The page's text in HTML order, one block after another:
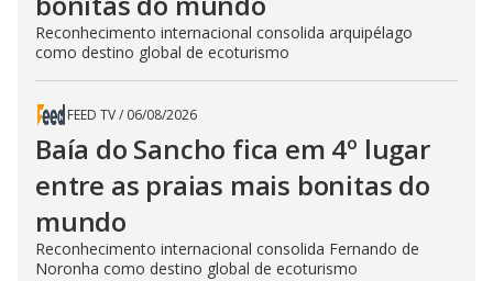
Reconhecimento internacional consolida arquipélago
como destino global de ecoturismo
FEED TV/ 06/08/2026
Baía do Sancho fica em 4º lugar
entre as praias mais bonitas do
mundo
Reconhecimento internacional consolida Fernando de
Noronha como destino global de ecoturismo